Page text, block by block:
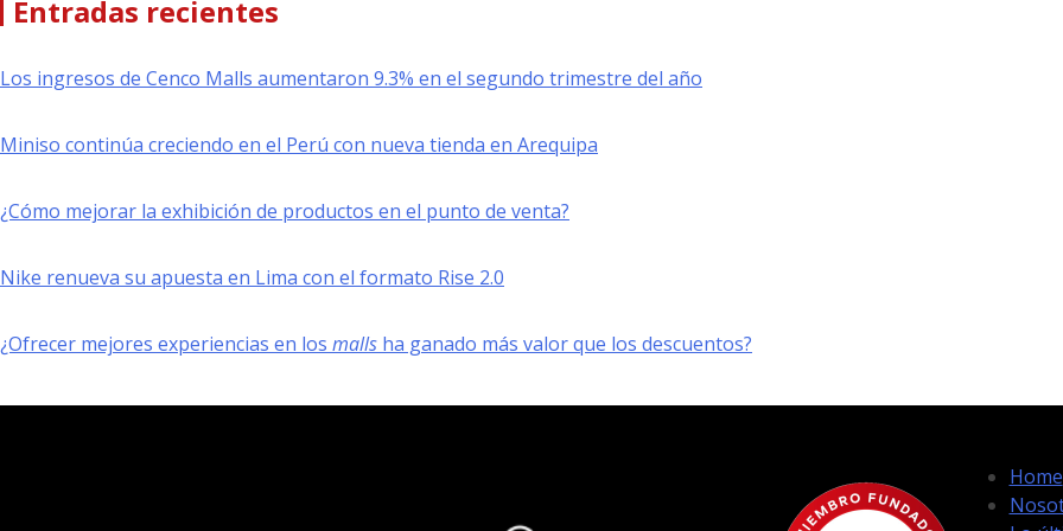
Entradas recientes
Los ingresos de Cenco Malls aumentaron 9.3% en el segundo trimestre del año
Miniso continúa creciendo en el Perú con nueva tienda en Arequipa
¿Cómo mejorar la exhibición de productos en el punto de venta?
Nike renueva su apuesta en Lima con el formato Rise 2.0
¿Ofrecer mejores experiencias en los malls ha ganado más valor que los descuentos?
Home